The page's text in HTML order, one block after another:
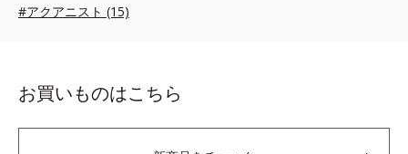
#アクアニスト (15)
お買いものはこちら